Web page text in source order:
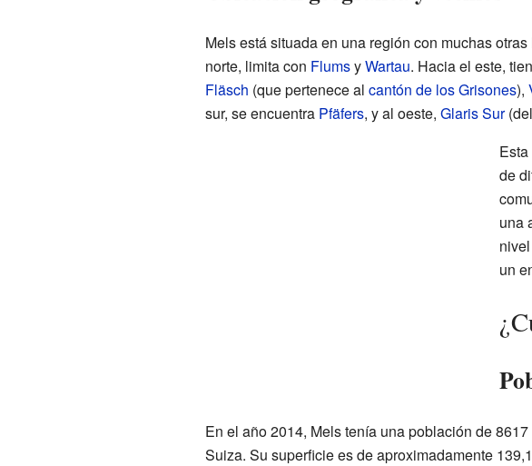
Mels está situada en una región con muchas
norte, limita con FlumsyWartau. Hacia el este,
Fläsch (que pertenece al cantón de los Grisones),
sur, se encuentra Pfäfers, y al oeste, Glaris Sur(del
de
una
un
En el año 2014, Mels tenía una población de
Suiza. Su superficie es de aproximadamente